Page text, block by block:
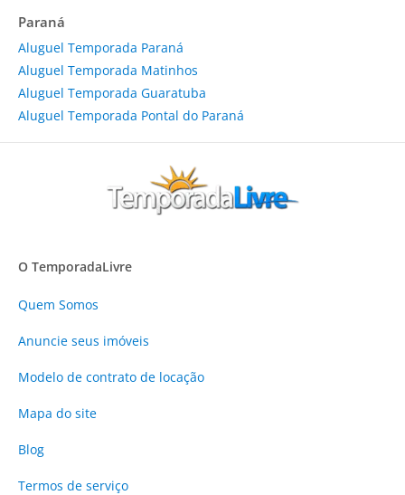
Paraná
Aluguel Temporada Paraná
Aluguel Temporada Matinhos
Aluguel Temporada Guaratuba
Aluguel Temporada Pontal do Paraná
O TemporadaLivre
Quem Somos
Anuncie seus imóveis
Modelo de contrato de locação
Mapa do site
Blog
Termos de serviço